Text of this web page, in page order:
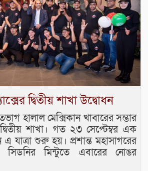
দ্বিতীয় শাখা উদ্বোধন
হালাল মেক্সিকান খাবারের সম্ভার
শাখা। গত ২৩ সেপ্টেম্বর এক
শুরু হয়। প্রশান্ত মহাসাগরের
সিডনির মিন্টুতে এবারের নোঙর